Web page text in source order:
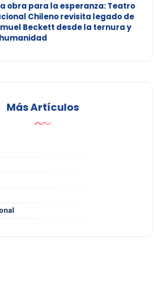
obra para la esperanza: Teatro
Chileno revisita legado de
Beckett desde la ternura y
Más Artículos